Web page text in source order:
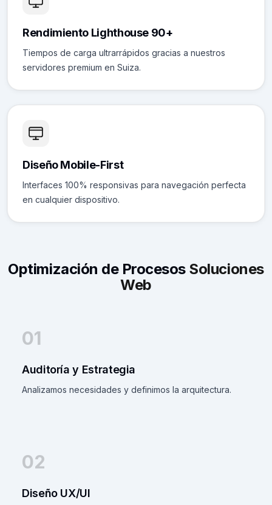
Rendimiento Lighthouse 90+
Tiempos de carga ultrarrápidos gracias a nuestros
servidores premium en Suiza.
Diseño Mobile-First
Interfaces 100% responsivas para navegación perfecta
en cualquier dispositivo.
Optimización de Procesos Soluciones
Web
01
Auditoría y Estrategia
Analizamos necesidades y definimos la arquitectura.
02
Diseño UX/UI